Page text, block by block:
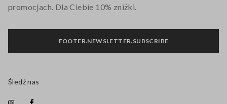
promocjach. Dla Ciebie 10% zniżki.
FOOTER.NEWSLETTER.SUBSCRIBE
Śledź nas